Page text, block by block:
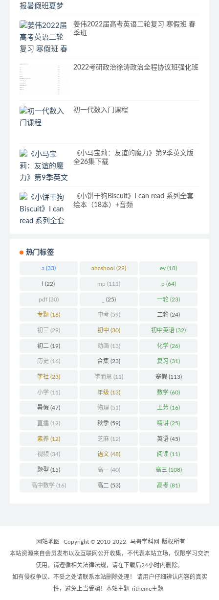
姜伟2022届高考英语二轮复习 寒假班 春
季班
2022考研政治徐涛政治全程协议班强化班
初一代数入门课程
《小马宝莉：友谊的魔力》第9季英文版
全26集下载
《小饼干狗Biscuit》I can read 系列全套
绘本（18本）+音频
热门标签
a(33) ahashool (29) ev (18)
(22) mp (111) p(64)
pdf(30) (25) 一轮 (23)
专题 (16) 中考 (59) 二轮 (24)
初三 (29) 初中 (30) 初中英语 (32)
初二 (19) 动画 (13) 化学 (26)
历史 (16) 合集(23) 复习 (31)
学社(23) 学而思 (11) 寒假 (113)
小学(11) 年级 (13) 数学 (60)
暑假 (47) 物理 (51) 王芳 (16)
直播(12) 秋季(59) 精讲 (25)
素养(12) 芝麻(12) 英语 (45)
视频 (34) 语文 (48) 阅读 (11)
题型 (15) 高一(40) 高三 (108)
高中数学(16) 高二 (53) 高考 (81)
网站地图 Copyright © 2010-2022 马哥学科网 版权所有
本站资源来自会员发布以及互联网公开收集，不代表本站立场，仅限学习交流
使用，请遵循相关法律法规，请在下载后24小时内删除。
如有侵权争议、不妥之处请联系本站删除处理！ 请用户仔细辨认内容的真实
性，避免上当受骗！本站主题 ritheme主题